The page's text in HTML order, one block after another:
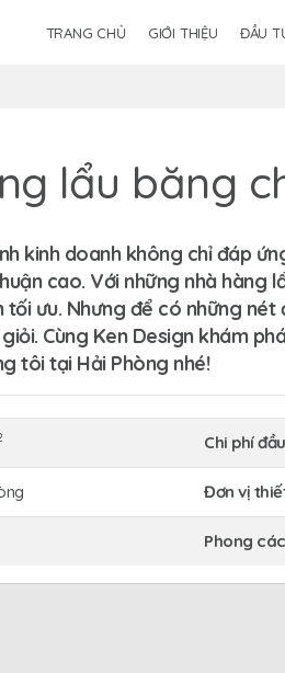
TRANG CHỦ GIỚI THIỆU ĐẦU
lẩu băng
kinh doanh không chỉ đáp
cao. Với những nhà hàng
ưu. Nhưng để có những
Cùng Ken Design khám
tôi tại Hải Phòng nhé!
Chi phí
Đơn vị
Phong